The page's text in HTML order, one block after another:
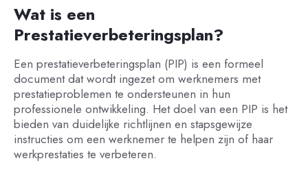
Wat is een
Prestatieverbeteringsplan?
Een prestatieverbeteringsplan (PIP) is een formeel
document dat wordt ingezet om werknemers met
prestatieproblemen te ondersteunen in hun
professionele ontwikkeling. Het doel van een PIP is het
bieden van duidelijke richtlijnen en stapsgewijze
instructies om een werknemer te helpen zijn of haar
werkprestaties te verbeteren.